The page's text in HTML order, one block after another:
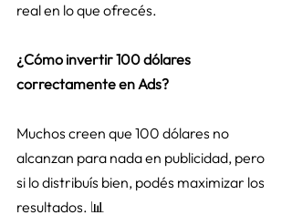
real en lo que ofrecés.
¿Cómo invertir 100 dólares
correctamente en Ads?
Muchos creen que 100 dólares no
alcanzan para nada en publicidad, pero
si lo distribuís bien, podés maximizar los
resultados. 📊